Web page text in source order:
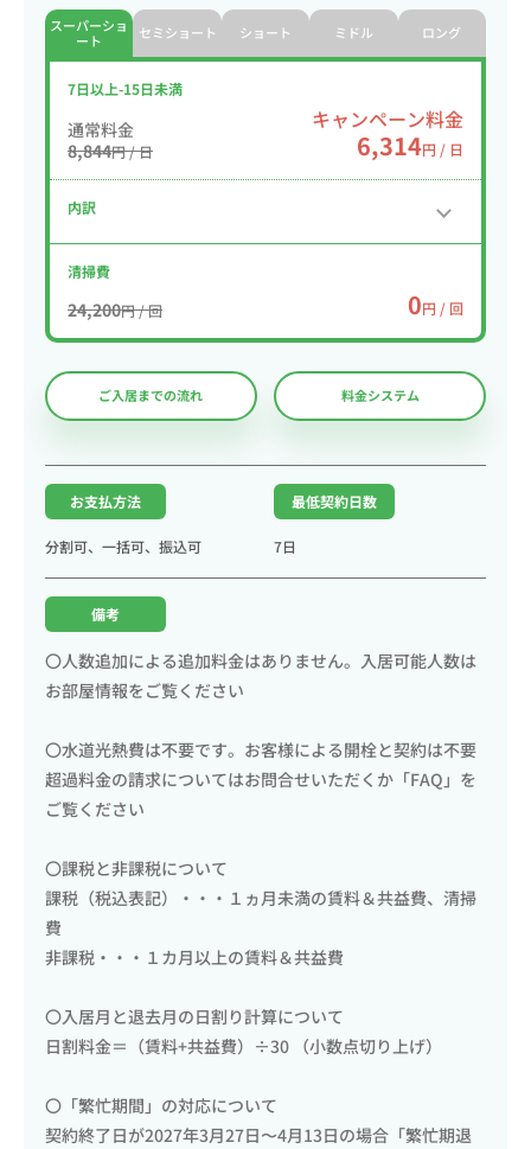
スーパーショ
ート
セミショート ショート ミドル ロング
7日以上-15日未満
通常料金
8,844円 / 日
キャンペーン料金
6,314円 / 日
内訳
清掃費
24,200円 / 回 0円 / 回
ご入居までの流れ 料金システム
お支払方法
分割可、一括可、振込可
最低契約日数
7日
備考
〇人数追加による追加料金はありません。入居可能人数は
お部屋情報をご覧ください
〇水道光熱費は不要です。お客様による開栓と契約は不要
超過料金の請求についてはお問合せいただくか「FAQ」を
ご覧ください
〇課税と非課税について
課税（税込表記）・・・１ヵ月未満の賃料＆共益費、清掃
費
非課税・・・１カ月以上の賃料＆共益費
〇入居月と退去月の日割り計算について
日割料金＝（賃料+共益費）÷30 （小数点切り上げ）
〇「繁忙期間」の対応について
契約終了日が2027年3月27日〜4月13日の場合「繁忙期退